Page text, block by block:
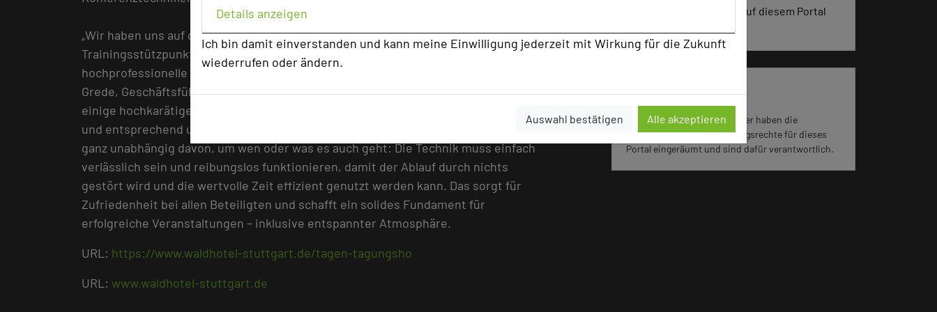
Details anzeigen
Ich bin damit einverstanden und kann meine Einwilligung jederzeit mit Wirkung für die Zukunft
wiederrufen oder ändern.
Auswahl bestätigen Alle akzeptieren
„Wir haben uns auf die Fahnen geschrieben, als Tagungs- und Seminarhotel wie als
Trainingsstützpunkt in allen Belangen auf höchstem Niveau zu punkten – und eine
hochprofessionelle technische Ausstattung ist dafür unerlässlich“, erläutert Jörg
Grede, Geschäftsführender Hoteldirektor im Waldhotel Stuttgart. Das Haus zählt
einige hochkarätige Gäste aus Politik, Wirtschaft und Sport zum Stammklientel –
und entsprechend umfassend sind die Anforderungen an die Infrastruktur. Doch
ganz unabhängig davon, um wen oder was es auch geht: Die Technik muss einfach
verlässlich sein und reibungslos funktionieren, damit der Ablauf durch nichts
gestört wird und die wertvolle Zeit effizient genutzt werden kann. Das sorgt für
Zufriedenheit bei allen Beteiligten und schafft ein solides Fundament für
erfolgreiche Veranstaltungen – inklusive entspannter Atmosphäre.
URL: https://www.waldhotel-stuttgart.de/tagen-tagungsho
URL: www.waldhotel-stuttgart.de
vergangenen 30 Tagen auf diesem Portal
Impressum zum Hotel
Für die Verwendung der Bilder haben die
jeweiligen Hotels die Nutzungsrechte für dieses
Portal eingeräumt und sind dafür verantwortlich.